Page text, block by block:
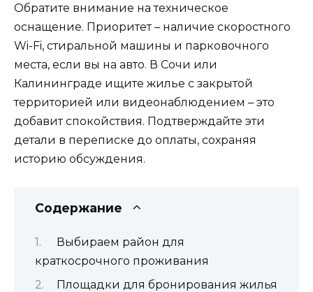
Обратите внимание на техническое
оснащение. Приоритет – наличие скоростного
Wi-Fi, стиральной машины и парковочного
места, если вы на авто. В Сочи или
Калининграде ищите жилье с закрытой
территорией или видеонаблюдением – это
добавит спокойствия. Подтверждайте эти
детали в переписке до оплаты, сохраняя
историю обсуждения.
Содержание
Выбираем район для
краткосрочного проживания
Площадки для бронирования жилья